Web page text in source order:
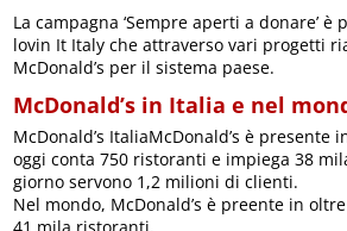
La campagna ‘Sempre aperti a donare’ è
lovin It Italy che attraverso vari progetti
McDonald’s per il sistema paese.
McDonald’s in Italia e nel
McDonald’s ItaliaMcDonald’s è presente
oggi conta 750 ristoranti e impiega 38
giorno servono 1,2 milioni di clienti.
Nel mondo, McDonald’s è preente in